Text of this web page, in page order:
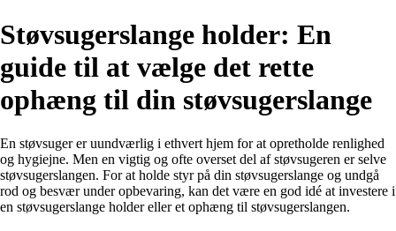
Støvsugerslange holder: En
guide til at vælge det rette
ophæng til din støvsugerslange
En støvsuger er uundværlig i ethvert hjem for at opretholde renlighed
og hygiejne. Men en vigtig og ofte overset del af støvsugeren er selve
støvsugerslangen. For at holde styr på din støvsugerslange og undgå
rod og besvær under opbevaring, kan det være en god idé at investere i
en støvsugerslange holder eller et ophæng til støvsugerslangen.